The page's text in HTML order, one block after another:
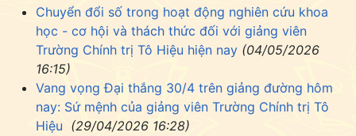
Chuyển đổi số trong hoạt động nghiên cứu khoa
học - cơ hội và thách thức đối với giảng viên
Trường Chính trị Tô Hiệu hiện nay (04/05/2026
16:15)
Vang vọng Đại thắng 30/4 trên giảng đường hôm
nay: Sứ mệnh của giảng viên Trường Chính trị Tô
Hiệu (29/04/2026 16:28)